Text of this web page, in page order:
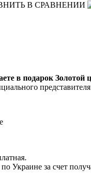
В СРАВНЕНИИ
в подарок Золотой
Украине за счет